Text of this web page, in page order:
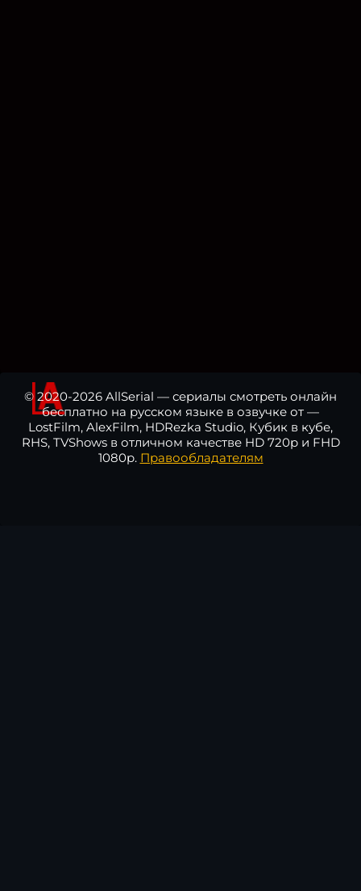
© 2020-2026 AllSerial — сериалы смотреть онлайн
бесплатно на русском языке в озвучке от —
LostFilm, AlexFilm, HDRezka Studio, Кубик в кубе,
RHS, TVShows в отличном качестве HD 720p и FHD
1080p. Правообладателям